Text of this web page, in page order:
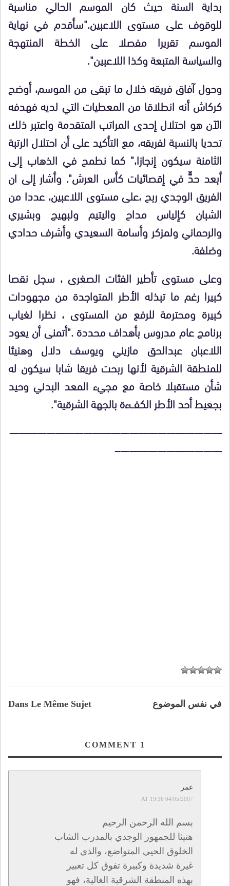
بداية السنة حيث كان الموسم الحالي مناسبة
للوقوف على مستوى اللاعبين."سأقدم في نهاية
الموسم تقريرا مفصلا على الخطة المنتهجة
والسياسة المتبعة وكذا اللاعبين".
وحول آفاق فريقه خلال ما تبقى من الموسم، أوضح
كركاش أنه انطلاقا من المعطيات التي لديه فهدفه
الآن هو احتلال إحدى المراتب المتقدمة واعتبر ذلك
تحديا بالنسبة لفريقه، مع التأكيد على أن احتلال الرتبة
الثامنة سيكون إنجازا،" كما نطمح في الذهاب إلى
أبعد حدٍّ في إقصائيات كأس العرش". وأشار إلى ان
الفريق الوجدي ربح ،على مستوى اللاعبين، عددا من
الشبان كإلياس مداح واليتيم ولبهيج وبشيري
والرحماني ولمزكر وأسامة السعيدي وأشرف حدادي
وضلفة.
وعلى مستوى تأطير الفئات الصغرى ، سجل نقصا
كبيرا رغم ما تبذله الأطر المتواجدة من مجهودات
كبيرة ومحترمة للرفع من المستوى ، نظرا لغياب
برنامج عام مدروس بأهداف محددة ."أتمنى أن يعود
اللاعبان عبدالحق مازيني ويوسف دلال وهنيئا
للمنطقة الشرقية لأنها ربحت فريقا شابا سيكون له
شأن مستقبلا خاصة مع مجيء المعد البدني وحيد
بجعيط أحد الأطر الكفءة بالجهة الشرقية".
———————————————————————
———————————–
Dans Le Même Sujet في نفس الموضوع
1
عمر
04/05/2007 AT 19:36
بسم الله الرحمن الرحيم
هنيئا للجمهور الوجدي بالمدرب الشاب
الخلوق الحيي المتواضع، والذي له
غيرة شديدة وكبيرة تفوق كل تعبير
بهذه المنطقة الشرقية الغالية، فهو